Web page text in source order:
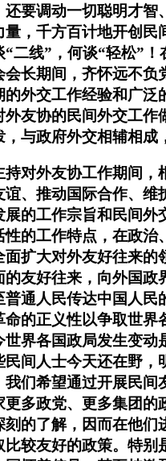
还要调动一切聪明才智
量，千方百计地开创民
“二线”，何谈“轻松”！
会长期间，齐怀远不负
的外交工作经验和广泛
外友协的民间外交工作
，与政府外交相辅相成
持对外友协工作期间，
谊、推动国际合作、维
展的工作宗旨和民间外
性的工作特点，在政治
面扩大对外友好往来的
的友好往来，向外国政
普通人民传达中国人民
命的正义性以争取世界
世界各国政局发生变动
民间人士今天还在野，
我们希望通过开展民间
更多政党、更多集团的
刻的了解，因而在他们
比较友好的政策。特别